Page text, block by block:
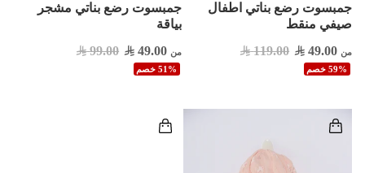
جمبسوت رضع بناتي اطفال
صيفي منقط
من 49.00
119.00
59% خصم
جمبسوت رضع بناتي مشجر
بياقة
من 49.00
99.00
51% خصم